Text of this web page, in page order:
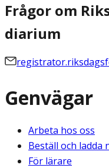
Frågor om
diarium
Genvägar
Arbeta hos oss
Beställ och ladda
För lärare